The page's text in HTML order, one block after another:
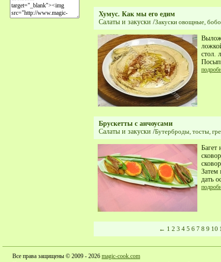
Хумус. Как мы его едим
Салаты и закуски /Закуски овощные,
стол.
Брускетты с анчоусами
Салаты и закуски /Бутерброды, тосты,
Багет
Затем
дать
← 1 2 3 4 5 6 7 8 9 10
Все права защищены © 2009 - 2026 magic-cook.com